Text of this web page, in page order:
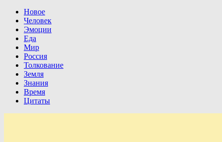
Новое
Человек
Эмоции
Еда
Мир
Россия
Толкование
Земля
Знания
Время
Цитаты